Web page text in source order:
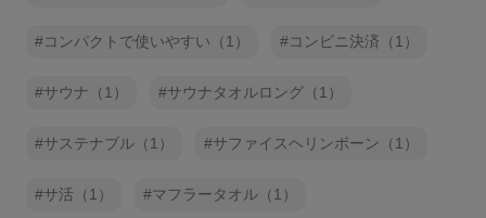
コンパクトで使いやすい（1） コンビニ決済（1）
サウナ（1） サウナタオルロング（1）
サステナブル（1） サファイスヘリンボーン（1）
サ活（1） マフラータオル（1）